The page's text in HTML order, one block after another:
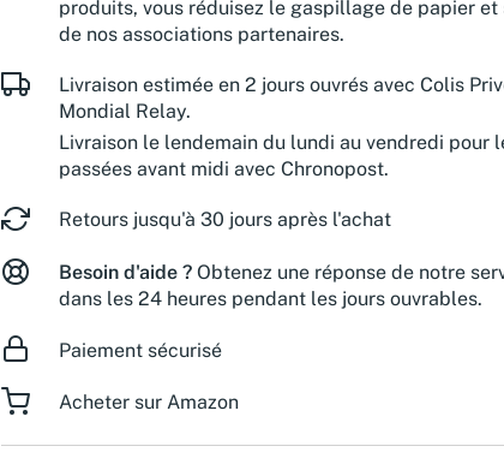
produits, vous réduisez le gaspillage de papier
de nos associations partenaires.
Livraison estimée en 2 jours ouvrés avec Colis
Mondial Relay.
Livraison le lendemain du lundi au vendredi pour
passées avant midi avec Chronopost.
Retours jusqu'à 30 jours après l'achat
Besoin d'aide ? Obtenez une réponse de notre
dans les 24 heures pendant les jours ouvrables.
Paiement sécurisé
Acheter sur Amazon